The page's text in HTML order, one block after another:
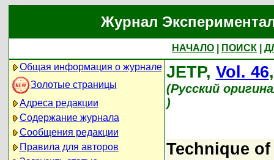
Журнал
НАЧАЛО ПОИСК
Общая информация о журнале
Золотые страницы
Адреса редакции
Содержание журнала
Сообщения редакции
Правила для авторов
JETP, Vol. 46
(Русский
)
Technique